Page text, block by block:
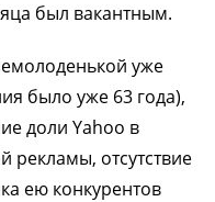
был вакантным.
уже
было уже 63 года),
доли Yahoo в
рекламы, отсутствие
ею конкурентов